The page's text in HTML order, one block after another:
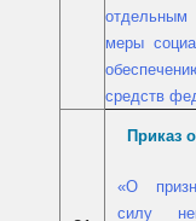
отдельным
меры
средств
Приказ
«О
силу